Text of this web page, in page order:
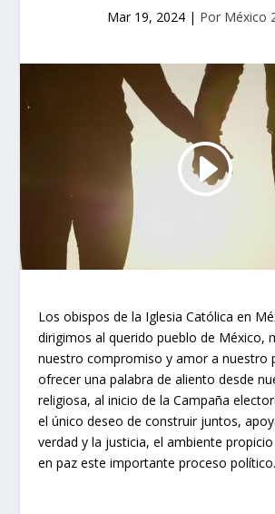
Mar 19, 2024 | Por México
Los obispos de la Iglesia Católica en
dirigimos al querido pueblo de México,
nuestro compromiso y amor a nuestro
ofrecer una palabra de aliento desde
religiosa, al inicio de la Campaña
el único deseo de construir juntos,
verdad y la justicia, el ambiente
en paz este importante proceso político.